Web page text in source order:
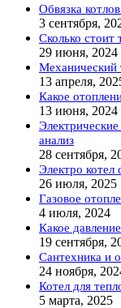
Обвязка
3 сентября,
Сколько стоит
29 июня, 2024
Механический
13 апреля,
Какое
13 июня, 2024
анализ
28 сентября,
Электро котел
26 июля, 2025
Газовое
4 июля, 2024
Какое
19 сентября,
Сантехника и
24 ноября,
Котел для
5 марта, 2025